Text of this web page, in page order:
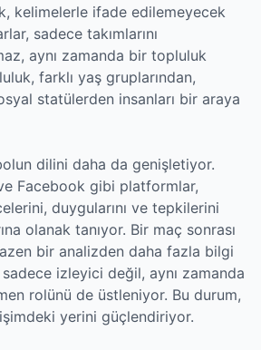
kelimelerle ifade edilemeyecek
sadece takımlarını
aynı zamanda bir topluluk
farklı yaş gruplarından,
statülerden insanları bir araya
dilini daha da genişletiyor.
Facebook gibi platformlar,
duygularını ve tepkilerini
olanak tanıyor. Bir maç sonrası
bir analizden daha fazla bilgi
izleyici değil, aynı zamanda
rolünü de üstleniyor. Bu durum,
yerini güçlendiriyor.